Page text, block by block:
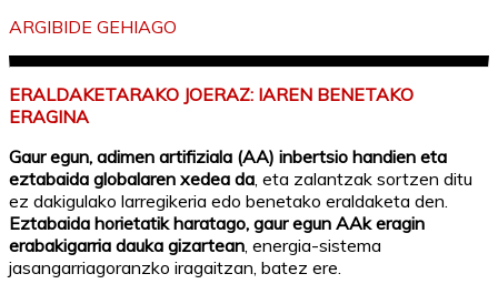
ARGIBIDE GEHIAGO
ERALDAKETARAKO JOERAZ: IAREN BENETAKO
ERAGINA
Gaur egun, adimen artifiziala (AA) inbertsio handien eta
eztabaida globalaren xedea da , eta zalantzak sortzen ditu
ez dakigulako larregikeria edo benetako eraldaketa den.
Eztabaida horietatik haratago, gaur egun AAk eragin
erabakigarria dauka gizartean , energia-sistema
jasangarriagoranzko iragaitzan, batez ere.